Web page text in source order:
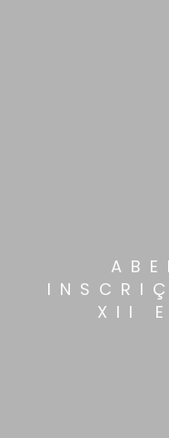
XII